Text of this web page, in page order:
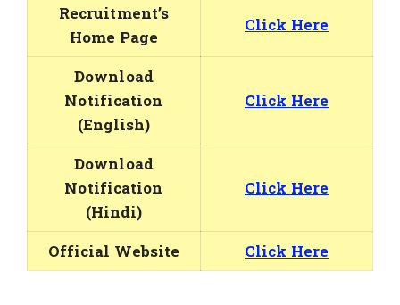
Recruitment’s
Home Page
Click Here
Download
Notification
(English)
Click Here
Download
Notification
(Hindi)
Click Here
Official Website Click Here